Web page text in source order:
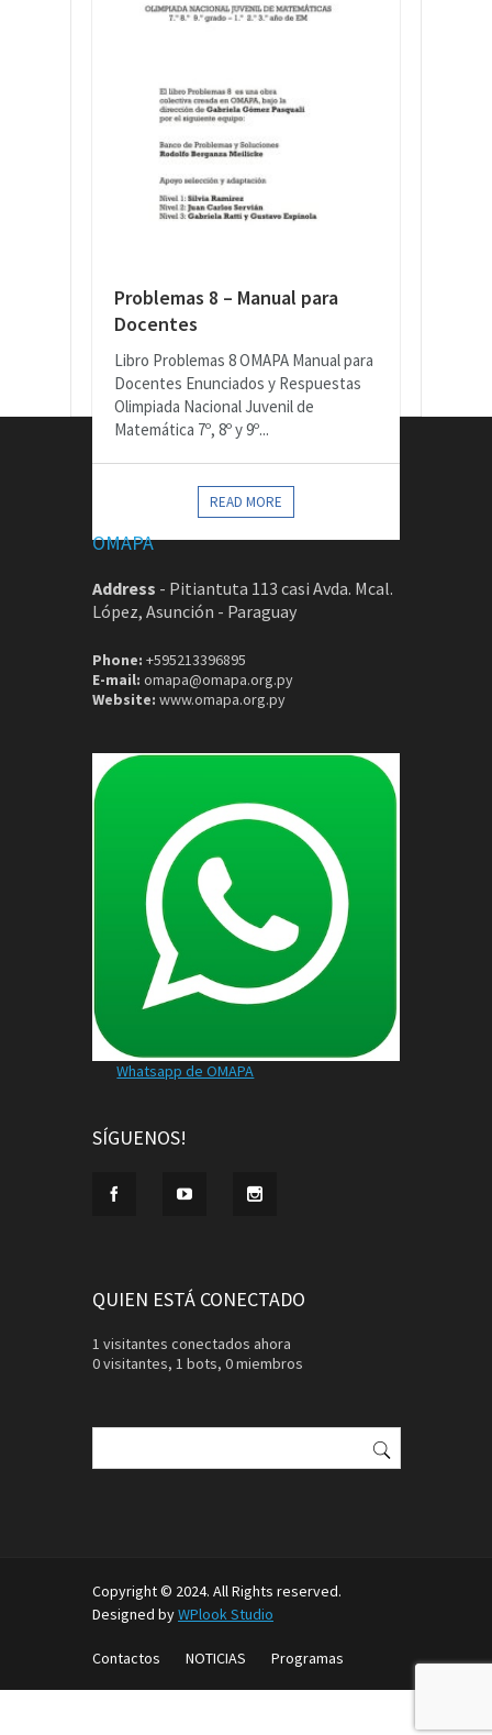
Problemas 8 – Manual para
Docentes
Libro Problemas 8 OMAPA Manual para
Docentes Enunciados y Respuestas
Olimpiada Nacional Juvenil de
Matemática 7º, 8º y 9º...
READ MORE
OMAPA
Address - Pitiantuta 113 casi Avda. Mcal.
López, Asunción - Paraguay
Phone: +595213396895
E-mail: omapa@omapa.org.py
Website: www.omapa.org.py
Whatsapp de OMAPA
SÍGUENOS!
QUIEN ESTÁ CONECTADO
1 visitantes conectados ahora
0 visitantes, 1 bots, 0 miembros
Buscar:
Copyright © 2024. All Rights reserved.
Designed byWPlook Studio
Contactos NOTICIAS Programas